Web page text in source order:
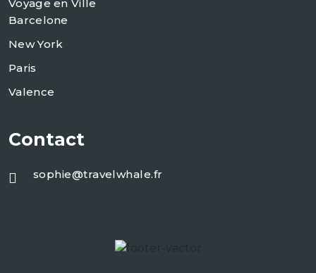
Voyage en Ville
Barcelone
New York
Paris
Valence
Contact
sophie@travelwhale.fr